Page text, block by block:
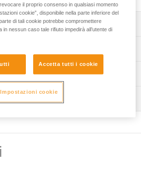
per adattarsi ai terreni accidentati e
LT PLUS. Il sistema di sbloccaggio
rischio di apertura involontaria,
150 kg
notice-NEST-STEF-2
NEST_STEF-suivi-IT
il proprio consenso in qualsiasi momento
cookie”, disponibile nella parte inferiore del
di tali cookie potrebbe compromettere
in nessun caso tale rifiuto impedirà all’utente di
Accetta tutti i cookie
Impostazioni cookie